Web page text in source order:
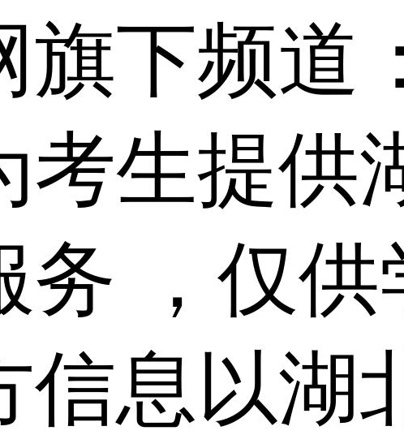
下频道：
考生提供
务 ，仅
信息以湖